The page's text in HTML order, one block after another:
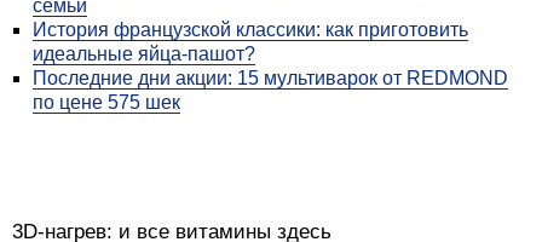
семьи
История французской классики: как приготовить
идеальные яйца-пашот?
Последние дни акции: 15 мультиварок от REDMOND
по цене 575 шек
3D-нагрев: и все витамины здесь